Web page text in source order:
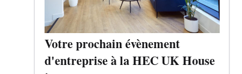
Votre prochain évènement
d'entreprise à la HEC UK House